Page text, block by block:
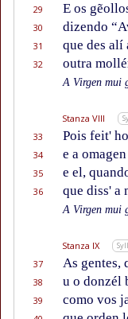
29 E os
30 dizendo
31 que des alí
32 outra
A Virgen mui
Stanza VIII
33 Pois feit'
34 e a
35 e el,
36 que diss' a
A Virgen mui
Stanza IX
37 As gentes,
38 u o donzél
39 como vos